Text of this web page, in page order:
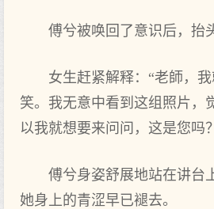
傅兮被唤回了意识后，抬
女生赶紧解释：“老師，
笑。我无意中看到这组照片，
以我就想要来问问，这是您吗
傅兮身姿舒展地站在讲台
她身上的青涩早已褪去。